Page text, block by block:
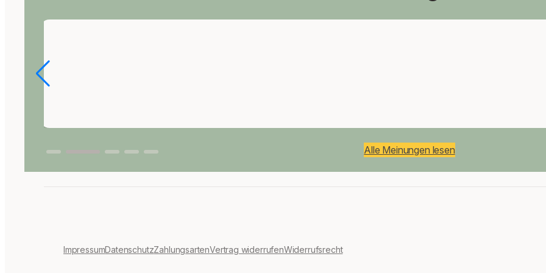
Alle Meinungen lesen
ImpressumDatenschutzZahlungsartenVertrag widerrufenWiderrufsrecht